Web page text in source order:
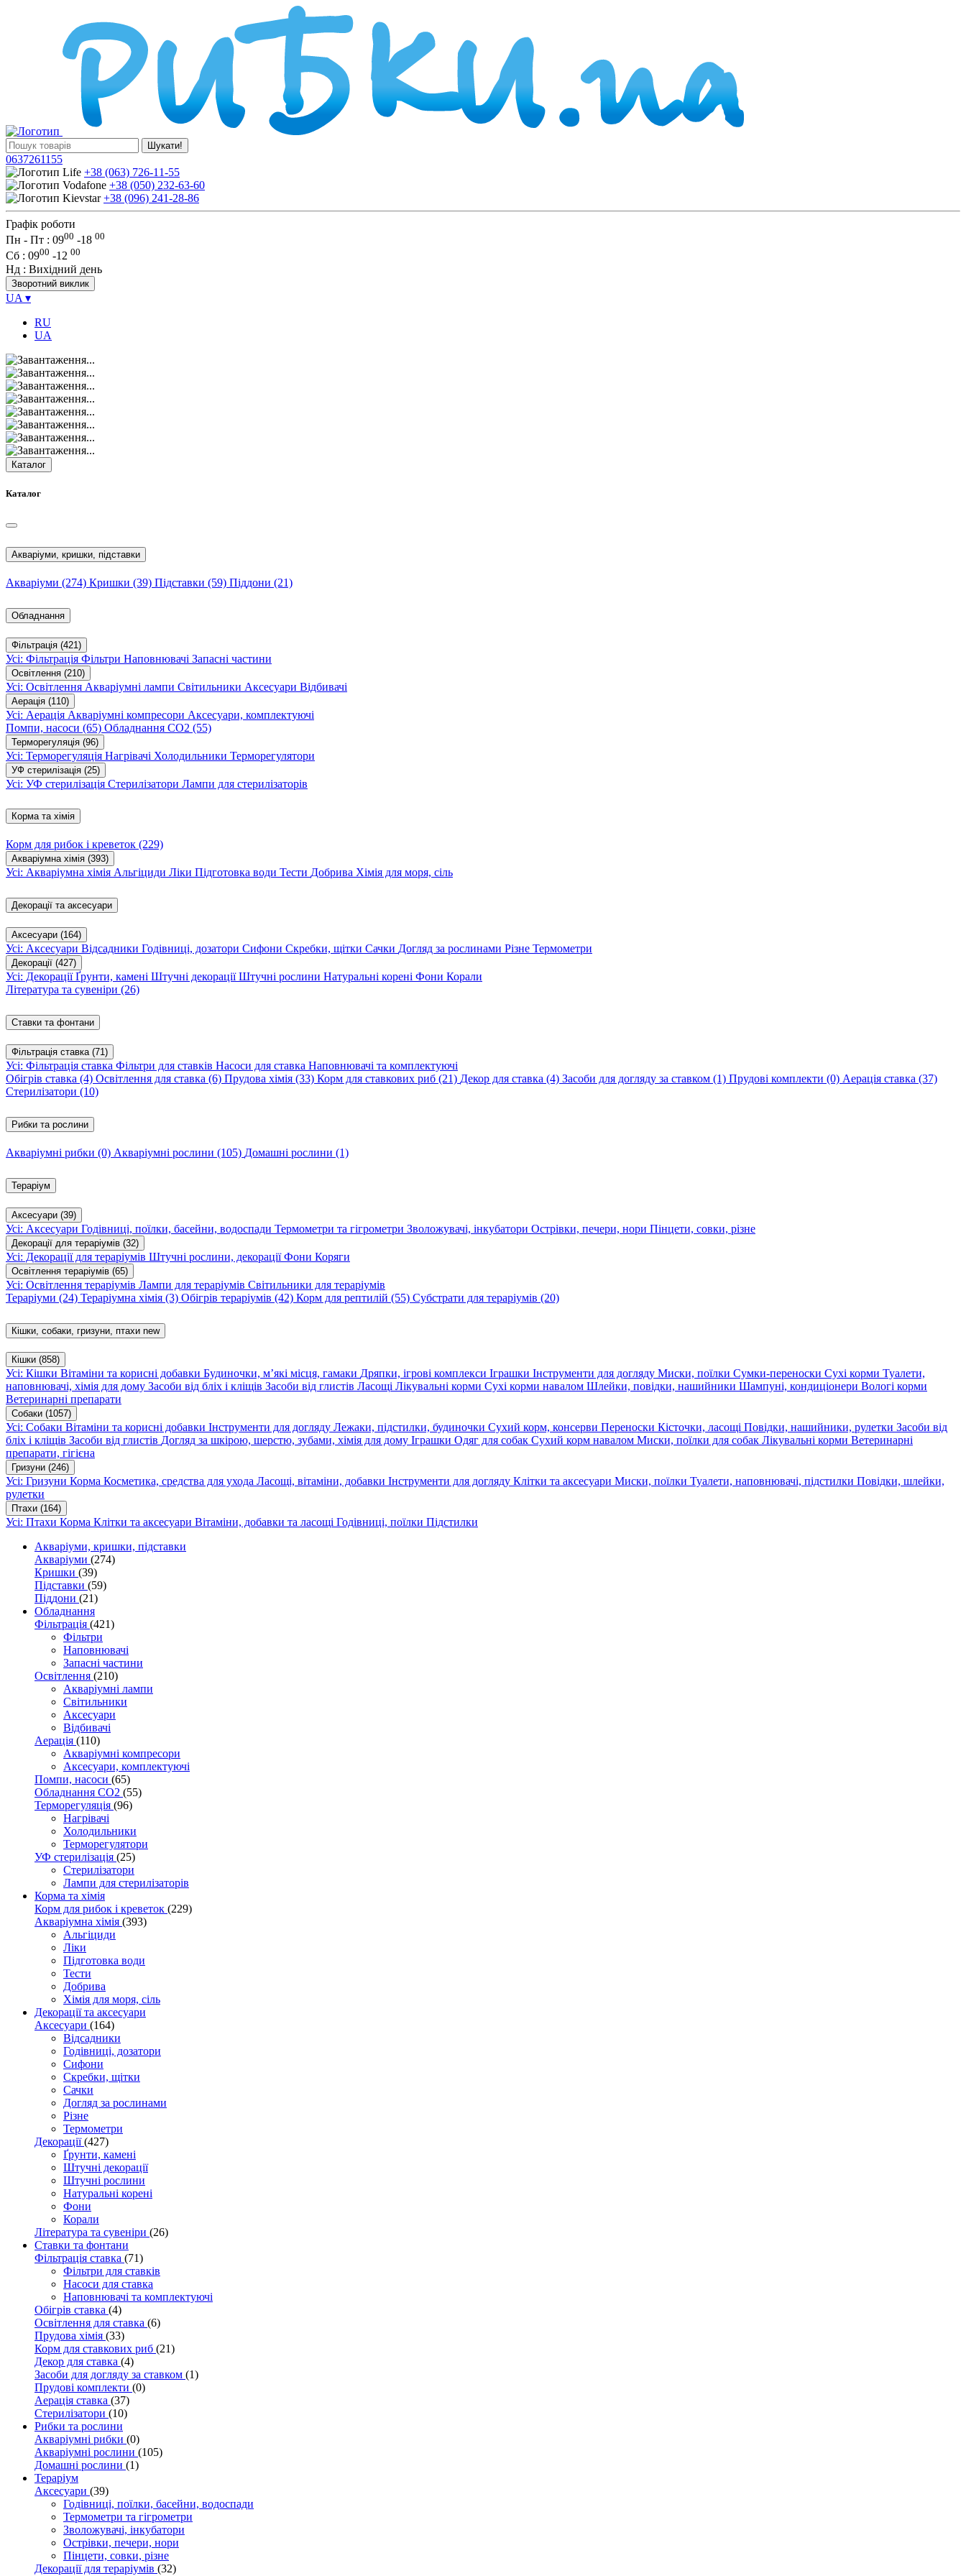
Шукати!
0637261155
+38 (063) 726-11-55
+38 (050) 232-63-60
+38 (096) 241-28-86
Графік роботи
Пн - Пт : 0900 -18 00
Сб : 0900 -12 00
Нд : Вихідний день
Зворотний виклик
UA ▾
RU
UA
Каталог
Каталог
Акваріуми, кришки, підставки
Акваріуми (274) Кришки (39) Підставки (59) Піддони (21)
Обладнання
Фільтрація (421)
Усі: Фільтрація Фільтри Наповнювачі Запасні частини
Освітлення (210)
Усі: Освітлення Акваріумні лампи Світильники Аксесуари Відбивачі
Аерація (110)
Усі: Аерація Акваріумні компресори Аксесуари, комплектуючі
Помпи, насоси (65) Обладнання CO2 (55)
Терморегуляція (96)
Усі: Терморегуляція Нагрівачі Холодильники Терморегулятори
УФ стерилізація (25)
Усі: УФ стерилізація Стерилізатори Лампи для стерилізаторів
Корма та хімія
Корм для рибок і креветок (229)
Акваріумна хімія (393)
Усі: Акваріумна хімія Альгіциди Ліки Підготовка води Тести Добрива Хімія для моря, сіль
Декорації та аксесуари
Аксесуари (164)
Усі: Аксесуари Відсадники Годівниці, дозатори Сифони Скребки, щітки Сачки Догляд за рослинами Різне Термометри
Декорації (427)
Усі: ДекораціїҐрунти, камені Штучні декораціїШтучні рослини Натуральні корені Фони Корали
Література та сувеніри (26)
Ставки та фонтани
Фільтрація ставка (71)
Усі: Фільтрація ставка Фільтри для ставків Насоси для ставка Наповнювачі та комплектуючі
Обігрів ставка (4) Освітлення для ставка (6) Прудова хімія (33) Корм для ставкових риб (21) Декор для ставка (4) Засоби для догляду за ставком (1) Прудові комплекти (0) Аерація ставка (37)
Стерилізатори (10)
Рибки та рослини
Акваріумні рибки (0) Акваріумні рослини (105) Домашні рослини (1)
Тераріум
Аксесуари (39)
Усі: Аксесуари Годівниці, поїлки, басейни, водоспади Термометри та гігрометри Зволожувачі, інкубатори Острівки, печери, нори Пінцети, совки, різне
Декорації для тераріумів (32)
Усі: Декорації для тераріумів Штучні рослини, декораціїФони Коряги
Освітлення тераріумів (65)
Усі: Освітлення тераріумів Лампи для тераріумів Світильники для тераріумів
Тераріуми (24) Тераріумна хімія (3) Обігрів тераріумів (42) Корм для рептилій (55) Субстрати для тераріумів (20)
Кішки, собаки, гризуни, птахи new
Кішки (858)
Усі: Кішки Вітаміни та корисні добавки Будиночки, м’які місця, гамаки Дряпки, ігрові комплекси Іграшки Інструменти для догляду Миски, поїлки Сумки-переноски Сухі корми Туалети,
наповнювачі, хімія для дому Засоби від бліх і кліщів Засоби від глистів Ласощі Лікувальні корми Сухі корми навалом Шлейки, повідки, нашийники Шампуні, кондиціонери Вологі корми
Ветеринарні препарати
Собаки (1057)
Усі: Собаки Вітаміни та корисні добавки Інструменти для догляду Лежаки, підстилки, будиночки Сухий корм, консерви Переноски Кісточки, ласощі Повідки, нашийники, рулетки Засоби від
бліх і кліщів Засоби від глистів Догляд за шкірою, шерстю, зубами, хімія для дому Іграшки Одяг для собак Сухий корм навалом Миски, поїлки для собак Лікувальні корми Ветеринарні
препарати, гігієна
Гризуни (246)
Усі: Гризуни Корма Косметика, средства для ухода Ласощі, вітаміни, добавки Інструменти для догляду Клітки та аксесуари Миски, поїлки Туалети, наповнювачі, підстилки Повідки, шлейки,
рулетки
Птахи (164)
Усі: Птахи Корма Клітки та аксесуари Вітаміни, добавки та ласощі Годівниці, поїлки Підстилки
Акваріуми, кришки, підставки
Акваріуми (274)
Кришки (39)
Підставки (59)
Піддони (21)
Обладнання
Фільтрація (421)
Фільтри
Наповнювачі
Запасні частини
Освітлення (210)
Акваріумні лампи
Світильники
Аксесуари
Відбивачі
Аерація (110)
Акваріумні компресори
Аксесуари, комплектуючі
Помпи, насоси (65)
Обладнання CO2 (55)
Терморегуляція (96)
Нагрівачі
Холодильники
Терморегулятори
УФ стерилізація (25)
Стерилізатори
Лампи для стерилізаторів
Корма та хімія
Корм для рибок і креветок (229)
Акваріумна хімія (393)
Альгіциди
Ліки
Підготовка води
Тести
Добрива
Хімія для моря, сіль
Декорації та аксесуари
Аксесуари (164)
Відсадники
Годівниці, дозатори
Сифони
Скребки, щітки
Сачки
Догляд за рослинами
Різне
Термометри
Декорації(427)
Ґрунти, камені
Штучні декорації
Штучні рослини
Натуральні корені
Фони
Корали
Література та сувеніри (26)
Ставки та фонтани
Фільтрація ставка (71)
Фільтри для ставків
Насоси для ставка
Наповнювачі та комплектуючі
Обігрів ставка (4)
Освітлення для ставка (6)
Прудова хімія (33)
Корм для ставкових риб (21)
Декор для ставка (4)
Засоби для догляду за ставком (1)
Прудові комплекти (0)
Аерація ставка (37)
Стерилізатори (10)
Рибки та рослини
Акваріумні рибки (0)
Акваріумні рослини (105)
Домашні рослини (1)
Тераріум
Аксесуари (39)
Годівниці, поїлки, басейни, водоспади
Термометри та гігрометри
Зволожувачі, інкубатори
Острівки, печери, нори
Пінцети, совки, різне
Декорації для тераріумів (32)